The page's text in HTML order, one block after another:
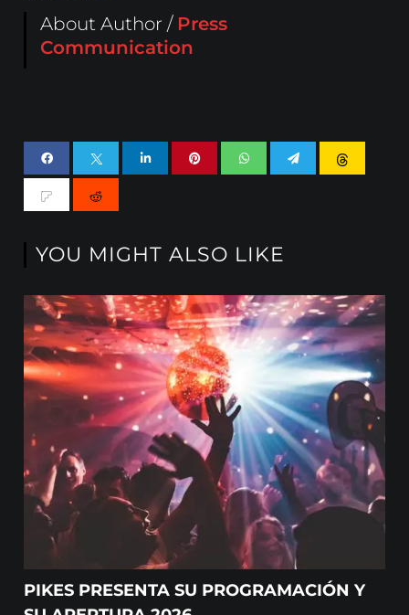
About Author / Press
Communication
YOU MIGHT ALSO LIKE
PIKES PRESENTA SU PROGRAMACIÓN Y